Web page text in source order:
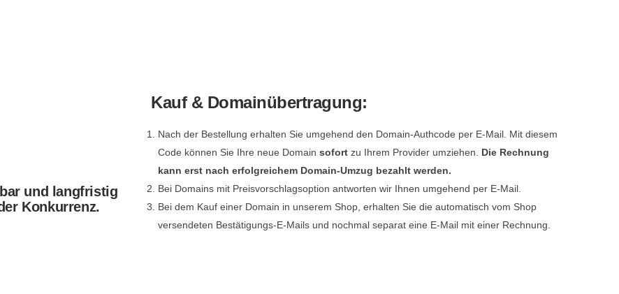
und langfristig
Konkurrenz.
Kauf & Domainübertragung:
Nach der Bestellung erhalten Sie umgehend den Domain-Authcode per E-Mail. Mit diesem
Code können Sie Ihre neue Domain sofort zu Ihrem Provider umziehen. Die Rechnung
kann erst nach erfolgreichem Domain-Umzug bezahlt werden.
Bei Domains mit Preisvorschlagsoption antworten wir Ihnen umgehend per E-Mail.
Bei dem Kauf einer Domain in unserem Shop, erhalten Sie die automatisch vom Shop
versendeten Bestätigungs-E-Mails und nochmal separat eine E-Mail mit einer Rechnung.